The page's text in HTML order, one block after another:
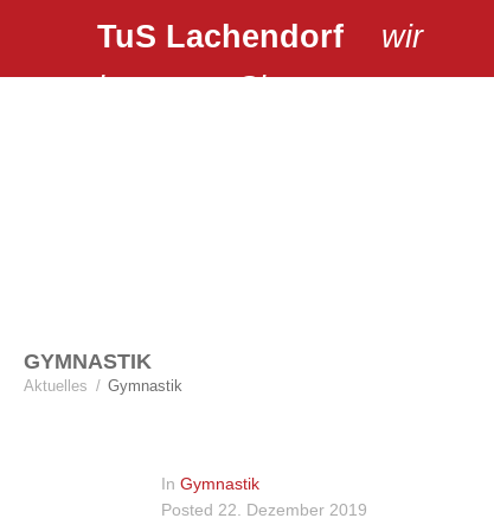
TuS Lachendorf
wir
bewegen Sie …
GYMNASTIK
Aktuelles / Gymnastik
In Gymnastik
Posted 22. Dezember 2019